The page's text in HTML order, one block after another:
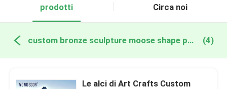
prodotti Circa noi
custom bronze sculpture moose shape produzione online (4)
Le alci di Art Crafts Custom